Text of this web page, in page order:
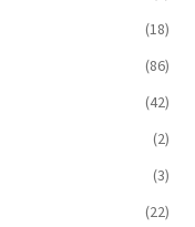
(18)
(86)
(42)
(2)
(3)
(22)